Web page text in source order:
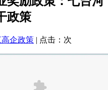
政策
企政策 | 点击： 次